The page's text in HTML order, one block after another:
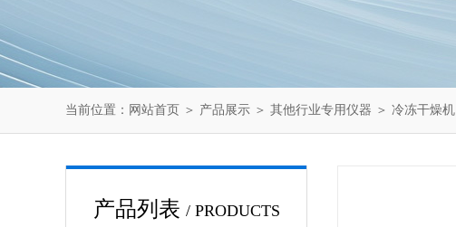
当前位置： 网站首页 ＞ 产品展示 ＞ 其他行业专用仪器 ＞ 冷冻干燥机
产品列表 / PRODUCTS